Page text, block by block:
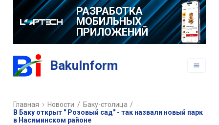
РАЗРАБОТКА
МОБИЛЬНЫХ
ПРИЛОЖЕНИЙ
BakuInform
Главная Новости / Баку-столица /
В Баку открыт " Розовый сад" - так назвали новый парк
в Насиминском районе